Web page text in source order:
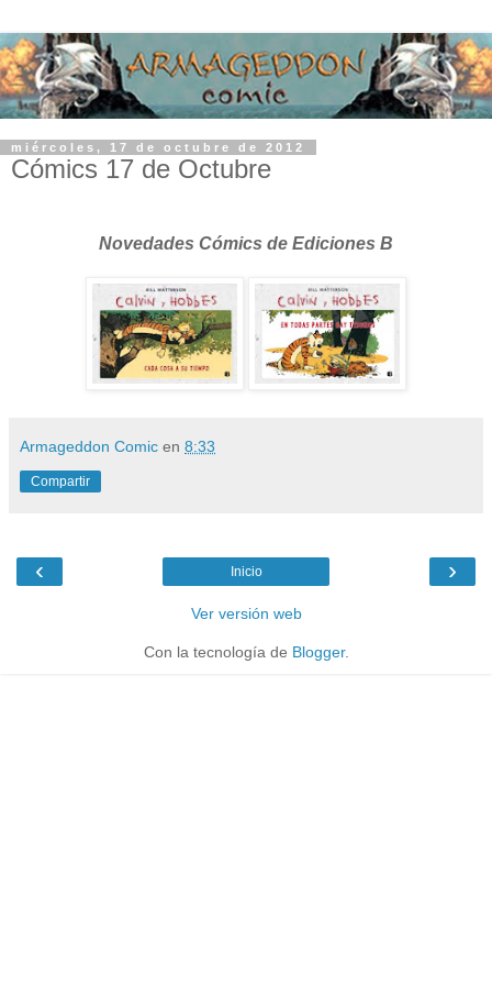
miércoles, 17 de octubre de 2012
Cómics 17 de Octubre
Novedades Cómics de Ediciones B
Armageddon Comic en 8:33
Compartir
‹ ›
Inicio
Ver versión web
Con la tecnología de Blogger.